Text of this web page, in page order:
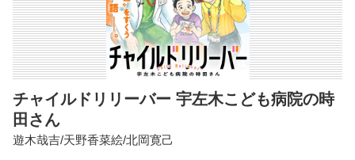
チャイルドリリーバー 宇左木こども病院の時
田さん
遊木哉吉/天野香菜絵/北岡寛己